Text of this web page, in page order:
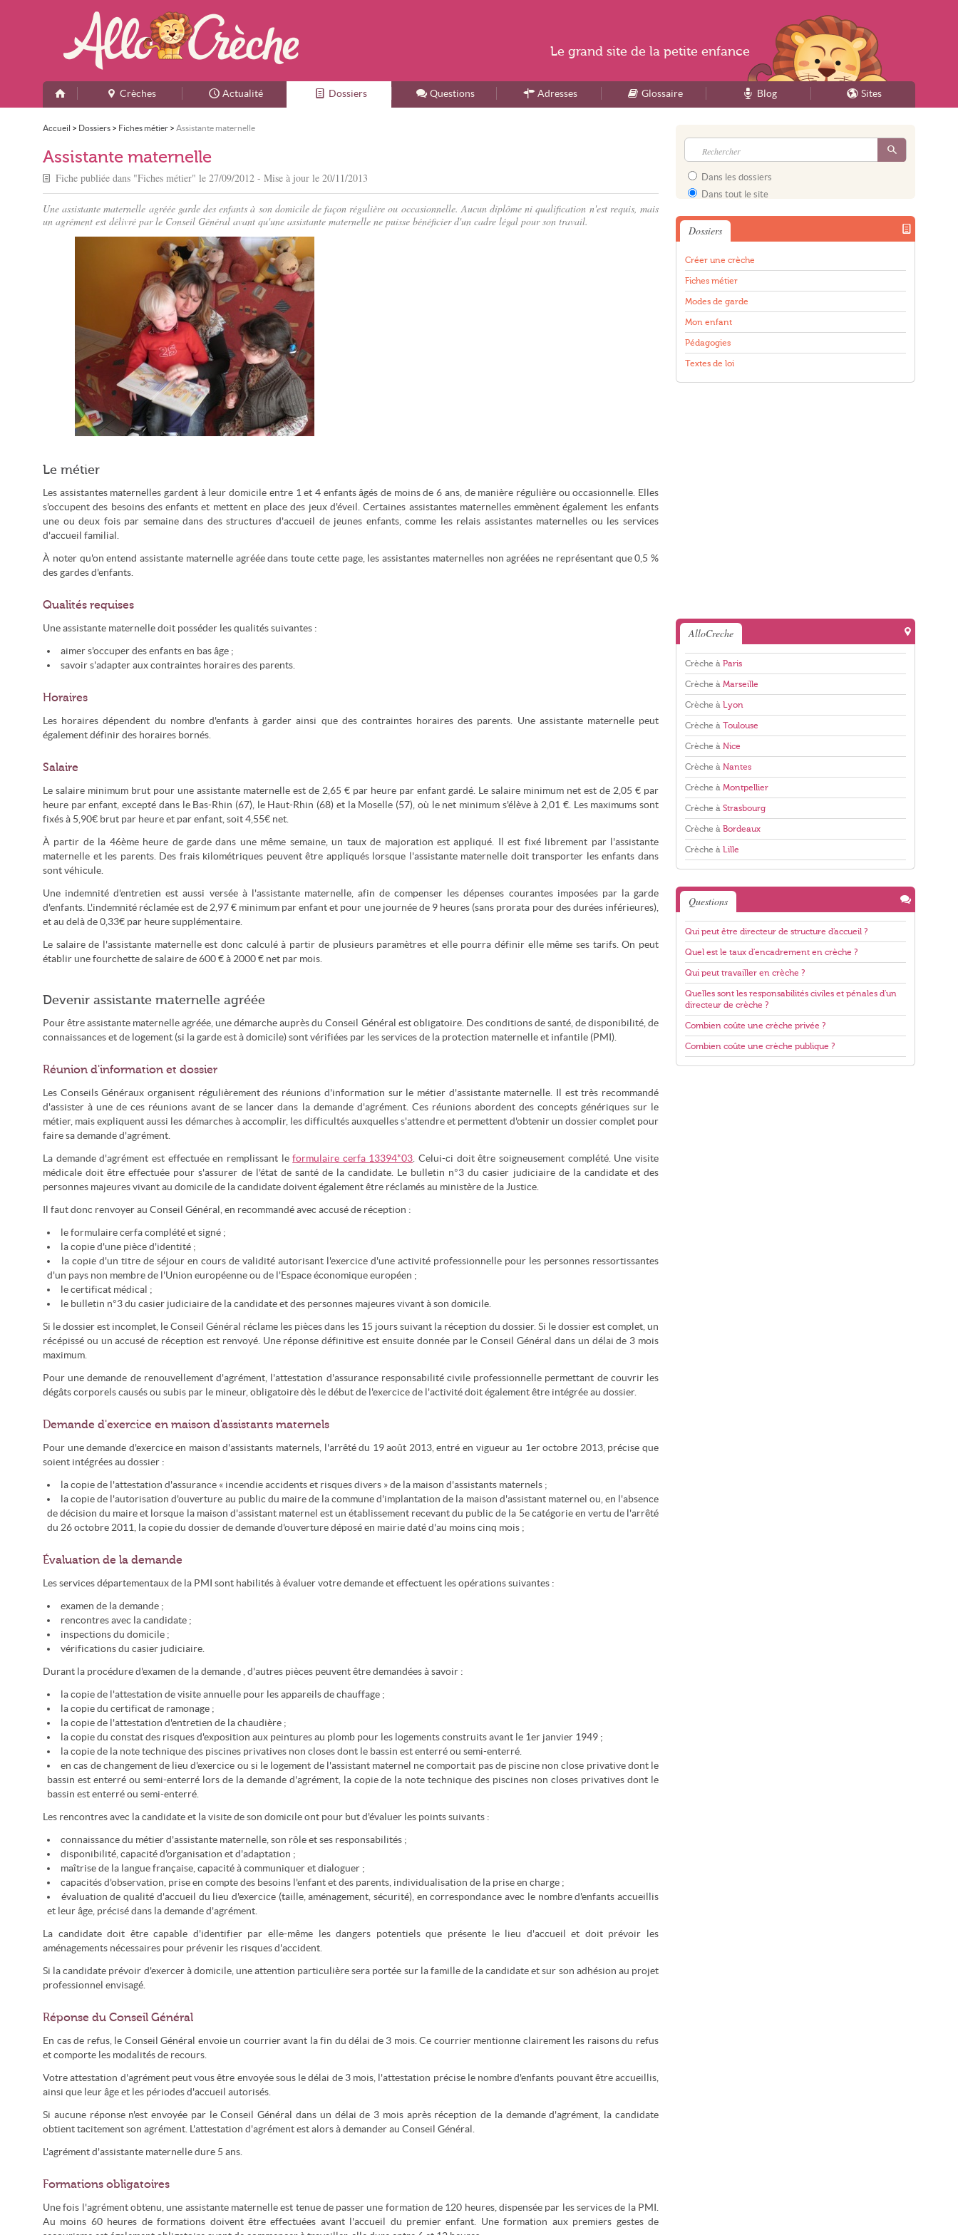
Accueil
Crèches Actualité Dossiers Questions Adresses Glossaire Blog Sites
Accueil > Dossiers > Fiches métier > Assistante maternelle
Assistante maternelle
Fiche publiée dans "Fiches métier" le 27/09/2012 - Mise à jour le 20/11/2013
Une assistante maternelle agréée garde des enfants à son domicile de façon régulière ou occasionnelle. Aucun diplôme ni qualification n'est requis, mais
un agrément est délivré par le Conseil Général avant qu'une assistante maternelle ne puisse bénéficier d'un cadre légal pour son travail.
Le métier
Les assistantes maternelles gardent à leur domicile entre 1 et 4 enfants âgés de moins de 6 ans, de manière régulière ou occasionnelle. Elles
s'occupent des besoins des enfants et mettent en place des jeux d'éveil. Certaines assistantes maternelles emmènent également les enfants
une ou deux fois par semaine dans des structures d'accueil de jeunes enfants, comme les relais assistantes maternelles ou les services
d'accueil familial.
À noter qu'on entend assistante maternelle agréée dans toute cette page, les assistantes maternelles non agréées ne représentant que 0,5 %
des gardes d'enfants.
Qualités requises
Une assistante maternelle doit posséder les qualités suivantes :
aimer s'occuper des enfants en bas âge ;
savoir s'adapter aux contraintes horaires des parents.
Horaires
Les horaires dépendent du nombre d'enfants à garder ainsi que des contraintes horaires des parents. Une assistante maternelle peut
également définir des horaires bornés.
Salaire
Le salaire minimum brut pour une assistante maternelle est de 2,65 € par heure par enfant gardé. Le salaire minimum net est de 2,05 € par
heure par enfant, excepté dans le Bas-Rhin (67), le Haut-Rhin (68) et la Moselle (57), où le net minimum s'élève à 2,01 €. Les maximums sont
fixés à 5,90€ brut par heure et par enfant, soit 4,55€ net.
À partir de la 46ème heure de garde dans une même semaine, un taux de majoration est appliqué. Il est fixé librement par l'assistante
maternelle et les parents. Des frais kilométriques peuvent être appliqués lorsque l'assistante maternelle doit transporter les enfants dans
sont véhicule.
Une indemnité d'entretien est aussi versée à l'assistante maternelle, afin de compenser les dépenses courantes imposées par la garde
d'enfants. L'indemnité réclamée est de 2,97 € minimum par enfant et pour une journée de 9 heures (sans prorata pour des durées inférieures),
et au delà de 0,33€ par heure supplémentaire.
Le salaire de l'assistante maternelle est donc calculé à partir de plusieurs paramètres et elle pourra définir elle même ses tarifs. On peut
établir une fourchette de salaire de 600 € à 2000 € net par mois.
Devenir assistante maternelle agréée
Pour être assistante maternelle agréée, une démarche auprès du Conseil Général est obligatoire. Des conditions de santé, de disponibilité, de
connaissances et de logement (si la garde est à domicile) sont vérifiées par les services de la protection maternelle et infantile (PMI).
Réunion d'information et dossier
Les Conseils Généraux organisent régulièrement des réunions d'information sur le métier d'assistante maternelle. Il est très recommandé
d'assister à une de ces réunions avant de se lancer dans la demande d'agrément. Ces réunions abordent des concepts génériques sur le
métier, mais expliquent aussi les démarches à accomplir, les difficultés auxquelles s'attendre et permettent d'obtenir un dossier complet pour
faire sa demande d'agrément.
La demande d'agrément est effectuée en remplissant leformulaire cerfa 13394*03. Celui-ci doit être soigneusement complété. Une visite
médicale doit être effectuée pour s'assurer de l'état de santé de la candidate. Le bulletin n°3 du casier judiciaire de la candidate et des
personnes majeures vivant au domicile de la candidate doivent également être réclamés au ministère de la Justice.
Il faut donc renvoyer au Conseil Général, en recommandé avec accusé de réception :
le formulaire cerfa complété et signé ;
la copie d'une pièce d'identité ;
la copie d'un titre de séjour en cours de validité autorisant l'exercice d'une activité professionnelle pour les personnes ressortissantes
d'un pays non membre de l'Union européenne ou de l'Espace économique européen ;
le certificat médical ;
le bulletin n°3 du casier judiciaire de la candidate et des personnes majeures vivant à son domicile.
Si le dossier est incomplet, le Conseil Général réclame les pièces dans les 15 jours suivant la réception du dossier. Si le dossier est complet, un
récépissé ou un accusé de réception est renvoyé. Une réponse définitive est ensuite donnée par le Conseil Général dans un délai de 3 mois
maximum.
Pour une demande de renouvellement d'agrément, l'attestation d'assurance responsabilité civile professionnelle permettant de couvrir les
dégâts corporels causés ou subis par le mineur, obligatoire dès le début de l'exercice de l'activité doit également être intégrée au dossier.
Demande d'exercice en maison d'assistants maternels
Pour une demande d'exercice en maison d'assistants maternels, l'arrêté du 19 août 2013, entré en vigueur au 1er octobre 2013, précise que
soient intégrées au dossier :
la copie de l'attestation d'assurance « incendie accidents et risques divers » de la maison d'assistants maternels ;
la copie de l'autorisation d'ouverture au public du maire de la commune d'implantation de la maison d'assistant maternel ou, en l'absence
de décision du maire et lorsque la maison d'assistant maternel est un établissement recevant du public de la 5e catégorie en vertu de l'arrêté
du 26 octobre 2011, la copie du dossier de demande d'ouverture déposé en mairie daté d'au moins cinq mois ;
Évaluation de la demande
Les services départementaux de la PMI sont habilités à évaluer votre demande et effectuent les opérations suivantes :
examen de la demande ;
rencontres avec la candidate ;
inspections du domicile ;
vérifications du casier judiciaire.
Durant la procédure d'examen de la demande , d'autres pièces peuvent être demandées à savoir :
la copie de l'attestation de visite annuelle pour les appareils de chauffage ;
la copie du certificat de ramonage ;
la copie de l'attestation d'entretien de la chaudière ;
la copie du constat des risques d'exposition aux peintures au plomb pour les logements construits avant le 1er janvier 1949 ;
la copie de la note technique des piscines privatives non closes dont le bassin est enterré ou semi-enterré.
en cas de changement de lieu d'exercice ou si le logement de l'assistant maternel ne comportait pas de piscine non close privative dont le
bassin est enterré ou semi-enterré lors de la demande d'agrément, la copie de la note technique des piscines non closes privatives dont le
bassin est enterré ou semi-enterré.
Les rencontres avec la candidate et la visite de son domicile ont pour but d'évaluer les points suivants :
connaissance du métier d'assistante maternelle, son rôle et ses responsabilités ;
disponibilité, capacité d'organisation et d'adaptation ;
maîtrise de la langue française, capacité à communiquer et dialoguer ;
capacités d'observation, prise en compte des besoins l'enfant et des parents, individualisation de la prise en charge ;
évaluation de qualité d'accueil du lieu d'exercice (taille, aménagement, sécurité), en correspondance avec le nombre d'enfants accueillis
et leur âge, précisé dans la demande d'agrément.
La candidate doit être capable d'identifier par elle-même les dangers potentiels que présente le lieu d'accueil et doit prévoir les
aménagements nécessaires pour prévenir les risques d'accident.
Si la candidate prévoir d'exercer à domicile, une attention particulière sera portée sur la famille de la candidate et sur son adhésion au projet
professionnel envisagé.
Réponse du Conseil Général
En cas de refus, le Conseil Général envoie un courrier avant la fin du délai de 3 mois. Ce courrier mentionne clairement les raisons du refus
et comporte les modalités de recours.
Votre attestation d'agrément peut vous être envoyée sous le délai de 3 mois, l'attestation précise le nombre d'enfants pouvant être accueillis,
ainsi que leur âge et les périodes d'accueil autorisés.
Si aucune réponse n'est envoyée par le Conseil Général dans un délai de 3 mois après réception de la demande d'agrément, la candidate
obtient tacitement son agrément. L'attestation d'agrément est alors à demander au Conseil Général.
L'agrément d'assistante maternelle dure 5 ans.
Formations obligatoires
Une fois l'agrément obtenu, une assistante maternelle est tenue de passer une formation de 120 heures, dispensée par les services de la PMI.
Au moins 60 heures de formations doivent être effectuées avant l'accueil du premier enfant. Une formation aux premiers gestes de
Dans les dossiers
Dans tout le site
Dossiers
Créer une crèche
Fiches métier
Modes de garde
Mon enfant
Pédagogies
Textes de loi
AlloCreche
Crèche à Paris
Crèche à Marseille
Crèche à Lyon
Crèche à Toulouse
Crèche à Nice
Crèche à Nantes
Crèche à Montpellier
Crèche à Strasbourg
Crèche à Bordeaux
Crèche à Lille
Questions
Qui peut être directeur de structure d'accueil ?
Quel est le taux d'encadrement en crèche ?
Qui peut travailler en crèche ?
Quelles sont les responsabilités civiles et pénales d'un
directeur de crèche ?
Combien coûte une crèche privée ?
Combien coûte une crèche publique ?
Le grand site de la petite enfance